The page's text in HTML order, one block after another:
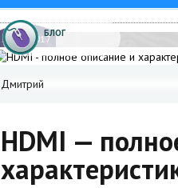
16.06.2017
БЛОГ
Дмитрий
HDMI —